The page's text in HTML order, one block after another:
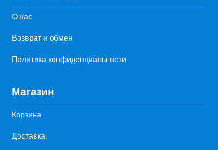
О нас
Возврат и обмен
Политика конфиденциальности
Магазин
Корзина
Доставка